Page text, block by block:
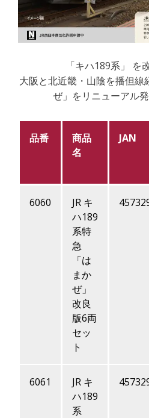
「キハ189系」 を
大阪と北近畿・山陰を播但
ぜ」をリニューアル発
品番
商品
名
JAN
6060
JR キ
ハ189
系特
急
「は
まか
ぜ」
改良
版6両
セッ
ト
6061
JR キ
ハ189
系